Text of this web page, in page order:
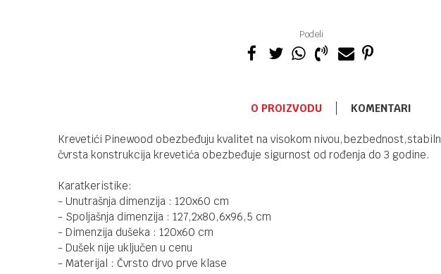
Podeli
O PROIZVODU KOMENTARI
Krevetići Pinewood obezbeđuju kvalitet na visokom
čvrsta konstrukcija krevetića obezbeđuje sigurnost od rođenja do 3 godine.
Karatkeristike:
- Unutrašnja dimenzija : 120x60 cm
- Spoljašnja dimenzija : 127,2x80,6x96,5 cm
- Dimenzija dušeka : 120x60 cm
- Dušek nije uključen u cenu
- Materijal : Čvrsto drvo prve klase